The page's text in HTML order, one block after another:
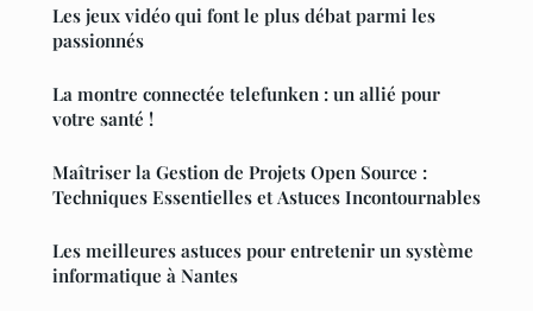
Les jeux vidéo qui font le plus débat parmi les
passionnés
La montre connectée telefunken : un allié pour
votre santé !
Maîtriser la Gestion de Projets Open Source :
Techniques Essentielles et Astuces Incontournables
Les meilleures astuces pour entretenir un système
informatique à Nantes